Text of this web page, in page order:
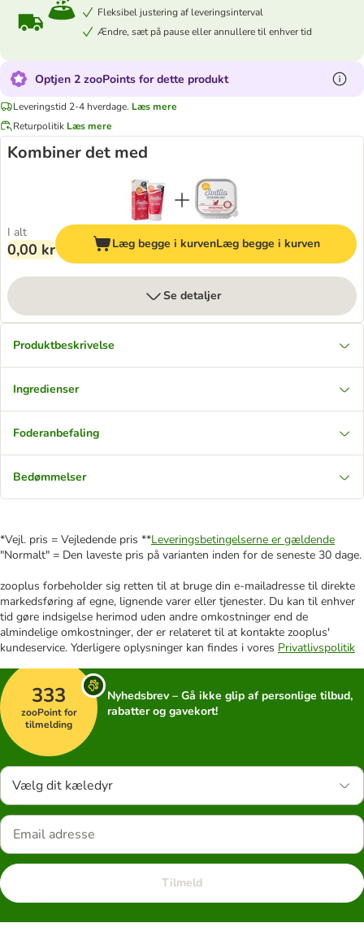
Fleksibel justering af leveringsinterval
Ændre, sæt på pause eller annullere til enhver tid
Optjen 2 zooPoints for dette produkt
Leveringstid 2-4 hverdage. Læs mere
Returpolitik Læs mere
Kombiner det med
I alt
0,00 kr Læg begge i kurvenLæg begge i kurven
Se detaljer
Produktbeskrivelse
Ingredienser
Foderanbefaling
Bedømmelser
*Vejl. pris = Vejledende pris **Leveringsbetingelserne er gældende
"Normalt" = Den laveste pris på varianten inden for de seneste 30 dage.
zooplus forbeholder sig retten til at bruge din e-mailadresse til direkte
markedsføring af egne, lignende varer eller tjenester. Du kan til enhver
tid gøre indsigelse herimod uden andre omkostninger end de
almindelige omkostninger, der er relateret til at kontakte zooplus'
kundeservice. Yderligere oplysninger kan findes i vores Privatlivspolitik
333
zooPoint for
tilmelding
Nyhedsbrev – Gå ikke glip af personlige tilbud,
rabatter og gavekort!
Vælg dit kæledyr
Tilmeld